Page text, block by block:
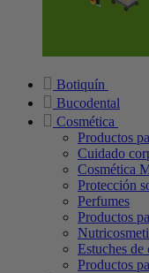
Botiquín
Bucodental
Cosmética
Productos
Cuidado
Cosmética
Protección
Perfumes
Productos
Estuches de
Productos